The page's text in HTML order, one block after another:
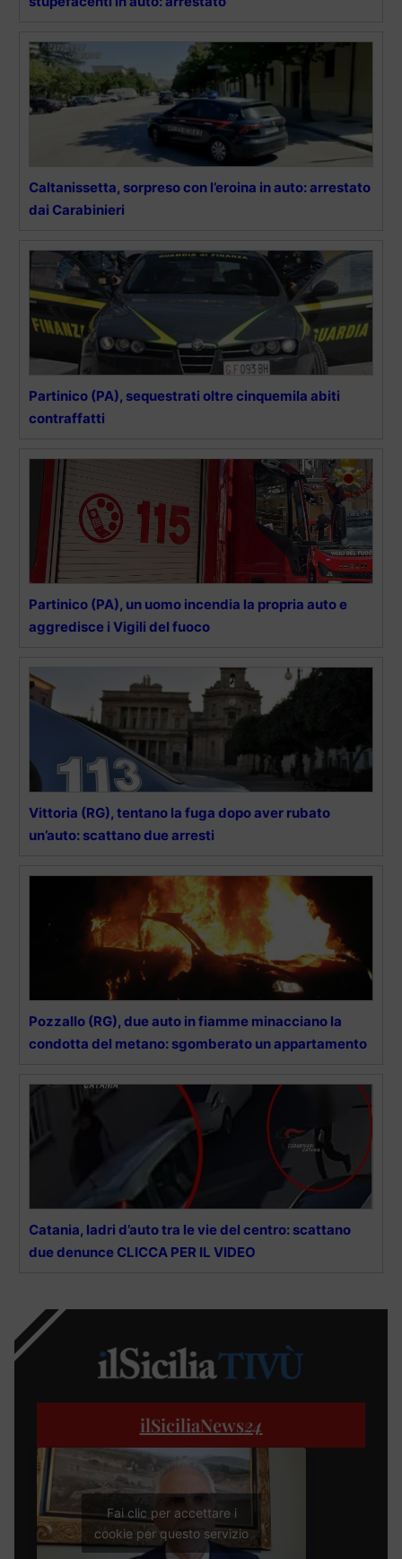
Caltanissetta, sorpreso con l’eroina in auto: arrestato
dai Carabinieri
Partinico (PA), sequestrati oltre cinquemila abiti
contraffatti
Partinico (PA), un uomo incendia la propria auto e
aggredisce i Vigili del fuoco
Vittoria (RG), tentano la fuga dopo aver rubato
un’auto: scattano due arresti
Pozzallo (RG), due auto in fiamme minacciano la
condotta del metano: sgomberato un appartamento
Catania, ladri d’auto tra le vie del centro: scattano
due denunce CLICCA PER IL VIDEO
ilSiciliaNews24
Fai clic per accettare i
cookie per questo servizio